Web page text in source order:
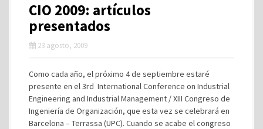
CIO 2009: artículos
presentados
23 agosto, 2009
Como cada año, el próximo 4 de septiembre estaré
presente en el 3rd International Conference on Industrial
Engineering and Industrial Management / XIII Congreso de
Ingeniería de Organización, que esta vez se celebrará en
Barcelona – Terrassa (UPC). Cuando se acabe el congreso